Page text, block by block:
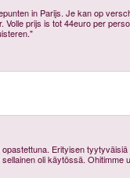
in Parijs. Je kan op
Volle prijs is tot 44euro per
Erityisen
oli käytössä.